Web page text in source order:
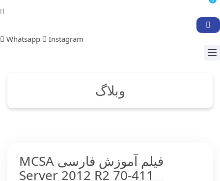
Whatsapp Instagram
وبلاگ
فیلم آموزش فارسی MCSA
Server 2012 R2 70-411